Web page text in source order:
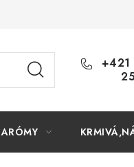
ARÓMY